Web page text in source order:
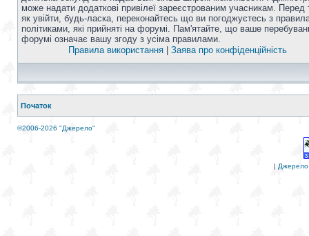
може надати додаткові привілеї зареєстрованим учасникам. Перед
як увійти, будь-ласка, переконайтесь що ви погоджуєтесь з
політиками, які прийняті на форумі. Пам'ятайте, що ваше
форумі означає вашу згоду з усіма правилами.
Правила використання
Заява про конфіденційність
Початок
©2006-2026 "Джерело"
| Джерело